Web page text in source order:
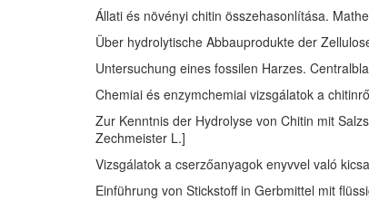
Állati és növényi chitin összehasonlítása.
Über hydrolytische Abbauprodukte der
Untersuchung eines fossilen Harzes.
Chemiai és enzymchemiai vizsgálatok a
Zur Kenntnis der Hydrolyse von Chitin mit
Zechmeister L.]
Vizsgálatok a cserzőanyagok enyvvel való
Einführung von Stickstoff in Gerbmittel mit